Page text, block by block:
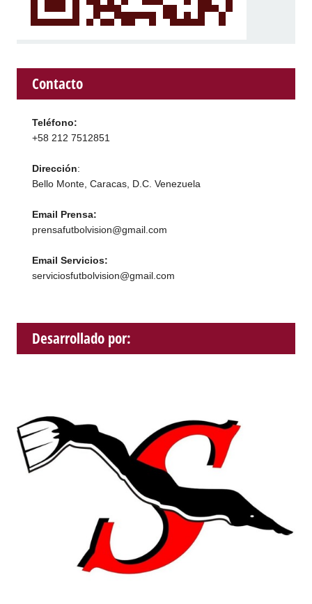
Contacto
Teléfono:
+58 212 7512851
Dirección:
Bello Monte, Caracas, D.C. Venezuela
Email Prensa:
prensafutbolvision@gmail.com
Email Servicios:
serviciosfutbolvision@gmail.com
Desarrollado por: